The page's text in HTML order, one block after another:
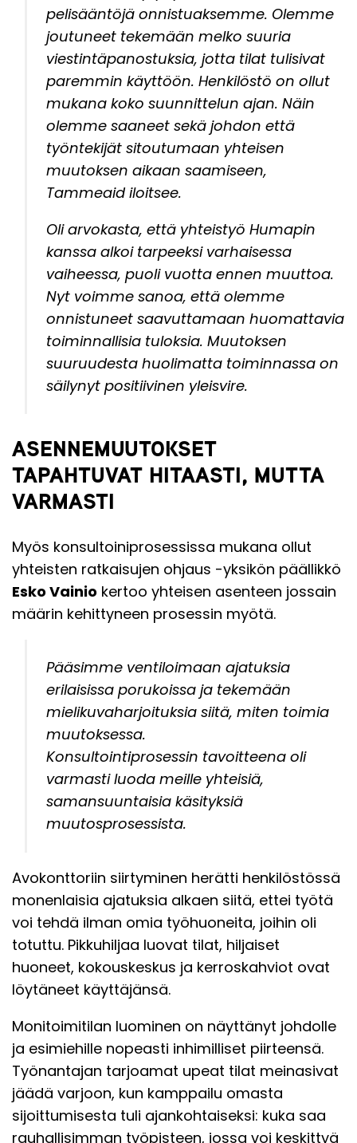
pelisääntöjä onnistuaksemme. Olemme
joutuneet tekemään melko suuria
viestintäpanostuksia, jotta tilat tulisivat
paremmin käyttöön. Henkilöstö on ollut
mukana koko suunnittelun ajan. Näin
olemme saaneet sekä johdon että
työntekijät sitoutumaan yhteisen
muutoksen aikaan saamiseen,
Tammeaid iloitsee.
Oli arvokasta, että yhteistyö Humapin
kanssa alkoi tarpeeksi varhaisessa
vaiheessa, puoli vuotta ennen muuttoa.
Nyt voimme sanoa, että olemme
onnistuneet saavuttamaan huomattavia
toiminnallisia tuloksia. Muutoksen
suuruudesta huolimatta toiminnassa on
säilynyt positiivinen yleisvire.
ASENNEMUUTOKSET
TAPAHTUVAT HITAASTI, MUTTA
VARMASTI
Myös konsultoiniprosessissa mukana ollut
yhteisten ratkaisujen ohjaus -yksikön päällikkö
Esko Vainio kertoo yhteisen asenteen jossain
määrin kehittyneen prosessin myötä.
Pääsimme ventiloimaan ajatuksia
erilaisissa porukoissa ja tekemään
mielikuvaharjoituksia siitä, miten toimia
muutoksessa.
Konsultointiprosessin tavoitteena oli
varmasti luoda meille yhteisiä,
samansuuntaisia käsityksiä
muutosprosessista.
Avokonttoriin siirtyminen herätti henkilöstössä
monenlaisia ajatuksia alkaen siitä, ettei työtä
voi tehdä ilman omia työhuoneita, joihin oli
totuttu. Pikkuhiljaa luovat tilat, hiljaiset
huoneet, kokouskeskus ja kerroskahviot ovat
löytäneet käyttäjänsä.
Monitoimitilan luominen on näyttänyt johdolle
ja esimiehille nopeasti inhimilliset piirteensä.
Työnantajan tarjoamat upeat tilat meinasivat
jäädä varjoon, kun kamppailu omasta
sijoittumisesta tuli ajankohtaiseksi: kuka saa
rauhallisimman työpisteen, jossa voi keskittyä